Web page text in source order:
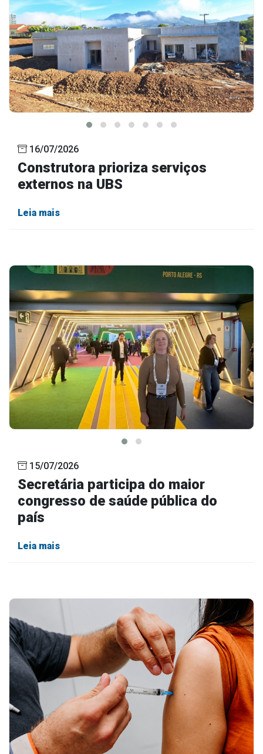
16/07/2026
Construtora prioriza serviços
externos na UBS
Leia mais
15/07/2026
Secretária participa do maior
congresso de saúde pública do
país
Leia mais